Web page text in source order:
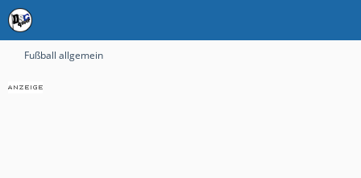
Fußball allgemein